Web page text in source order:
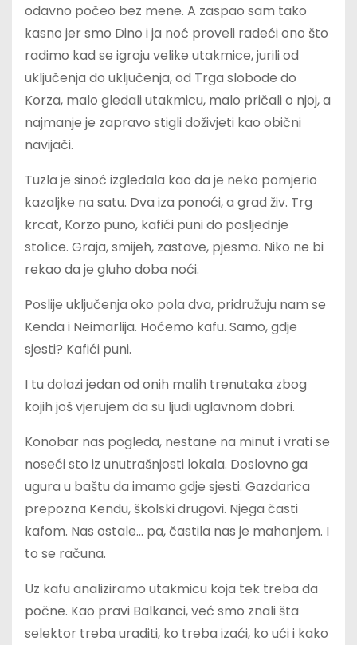
odavno počeo bez mene. A zaspao sam tako
kasno jer smo Dino i ja noć proveli radeći ono što
radimo kad se igraju velike utakmice, jurili od
uključenja do uključenja, od Trga slobode do
Korza, malo gledali utakmicu, malo pričali o njoj, a
najmanje je zapravo stigli doživjeti kao obični
navijači.
Tuzla je sinoć izgledala kao da je neko pomjerio
kazaljke na satu. Dva iza ponoći, a grad živ. Trg
krcat, Korzo puno, kafići puni do posljednje
stolice. Graja, smijeh, zastave, pjesma. Niko ne bi
rekao da je gluho doba noći.
Poslije uključenja oko pola dva, pridružuju nam se
Kenda i Neimarlija. Hoćemo kafu. Samo, gdje
sjesti? Kafići puni.
I tu dolazi jedan od onih malih trenutaka zbog
kojih još vjerujem da su ljudi uglavnom dobri.
Konobar nas pogleda, nestane na minut i vrati se
noseći sto iz unutrašnjosti lokala. Doslovno ga
ugura u baštu da imamo gdje sjesti. Gazdarica
prepozna Kendu, školski drugovi. Njega časti
kafom. Nas ostale… pa, častila nas je mahanjem. I
to se računa.
Uz kafu analiziramo utakmicu koja tek treba da
počne. Kao pravi Balkanci, već smo znali šta
selektor treba uraditi, ko treba izaći, ko ući i kako